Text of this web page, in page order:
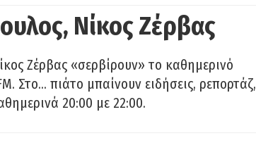
Νίκος Ζέρβας
Ζέρβας «σερβίρουν» το καθημερινό
Στο… πιάτο μπαίνουν ειδήσεις, ρεπορτάζ,
20:00 με 22:00.